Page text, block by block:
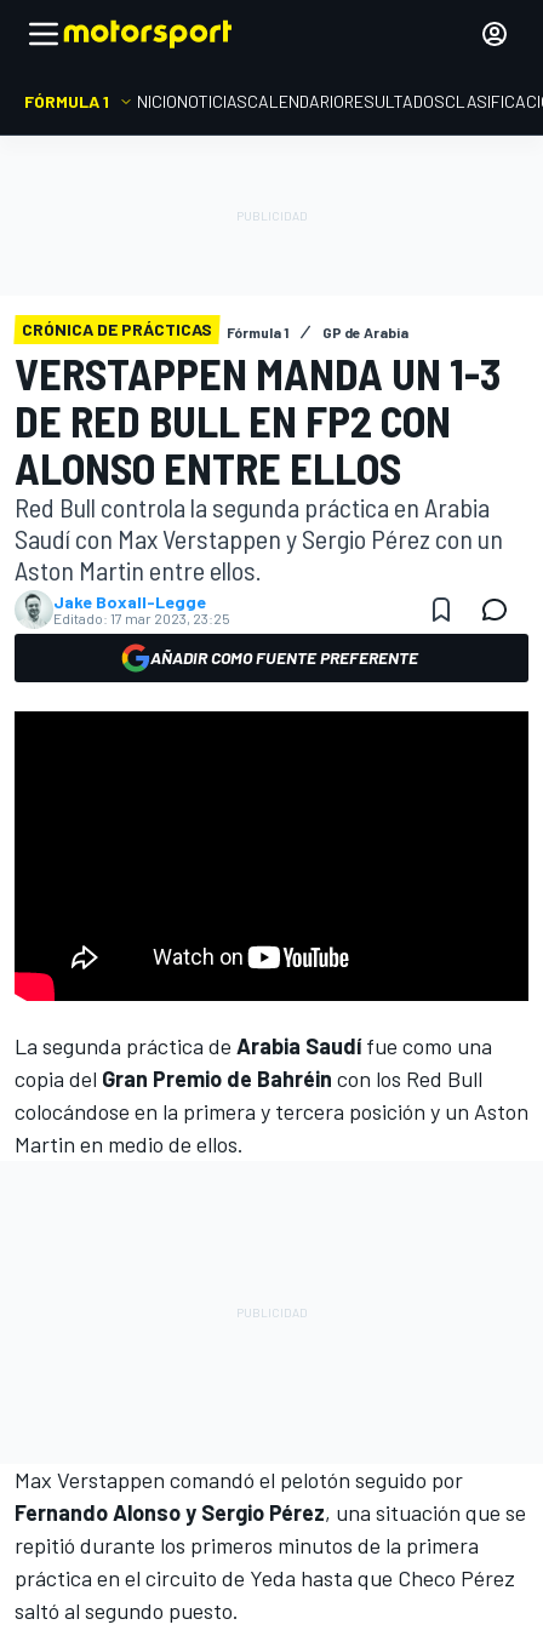
FÓRMULA 1 INICIONOTICIASCALENDARIORESULTADOS
CRÓNICA DE PRÁCTICAS Fórmula 1 GP de Arabia
VERSTAPPEN MANDA UN 1-3
DE RED BULL EN FP2 CON
ALONSO ENTRE ELLOS
Red Bull controla la segunda práctica en Arabia
Saudí con Max Verstappen y Sergio Pérez con un
Aston Martin entre ellos.
Jake Boxall-Legge
Editado: 17 mar 2023, 23:25
AÑADIR COMO FUENTE PREFERENTE
La segunda práctica de Arabia Saudífue como una
copia del Gran Premio de Bahréin con los Red Bull
colocándose en la primera y tercera posición y un Aston
Martin en medio de ellos.
Max Verstappen comandó el pelotón seguido por
Fernando Alonso y Sergio Pérez, una situación que se
repitió durante los primeros minutos de la primera
práctica en el circuito de Yeda hasta que Checo Pérez
saltó al segundo puesto.